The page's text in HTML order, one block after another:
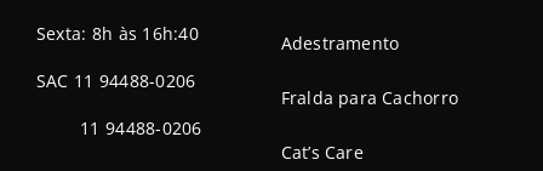
Sexta: 8h às 16h:40
SAC 11 94488-0206
11 94488-0206
Adestramento
Fralda para Cachorro
Cat’s Care